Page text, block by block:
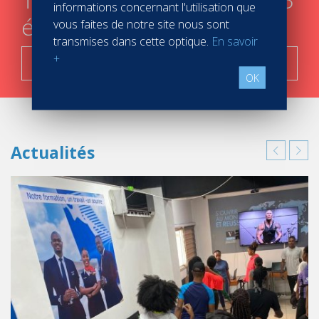
étapes
Actualités
informations concernant l'utilisation que
vous faites de notre site nous sont
transmises dans cette optique. En savoir
+
OK